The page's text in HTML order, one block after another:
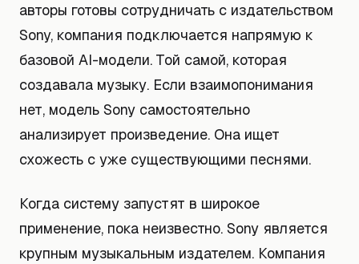
авторы готовы сотрудничать с издательством
Sony, компания подключается напрямую к
базовой AI-модели. Той самой, которая
создавала музыку. Если взаимопонимания
нет, модель Sony самостоятельно
анализирует произведение. Она ищет
схожесть с уже существующими песнями.
Когда систему запустят в широкое
применение, пока неизвестно. Sony является
крупным музыкальным издателем. Компания